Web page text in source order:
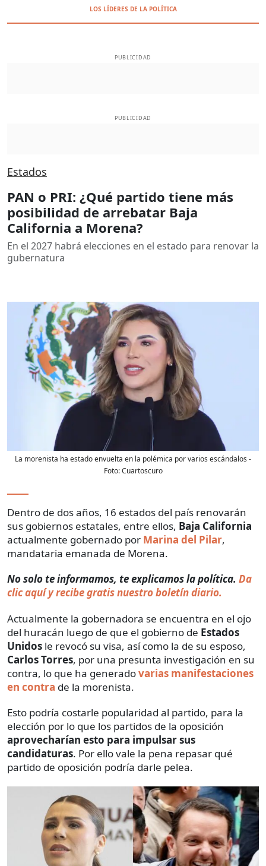
LOS LÍDERES DE LA POLÍTICA
PUBLICIDAD
PUBLICIDAD
Estados
PAN o PRI: ¿Qué partido tiene más
posibilidad de arrebatar Baja
California a Morena?
En el 2027 habrá elecciones en el estado para renovar la
gubernatura
La morenista ha estado envuelta en la polémica por varios escándalos -
Foto:Cuartoscuro
Dentro de dos años, 16 estados del país renovarán
sus gobiernos estatales, entre ellos, Baja California
actualmente gobernado por Marina del Pilar,
mandataria emanada de Morena.
No solo te informamos, te explicamos la política. Da
clic aquí y recibe gratis nuestro boletín diario.
Actualmente la gobernadora se encuentra en el ojo
del huracán luego de que el gobierno de Estados
Unidos le revocó su visa, así como la de su esposo,
Carlos Torres, por una presunta investigación en su
contra, lo que ha generadovarias manifestaciones
en contra de la morenista.
Esto podría costarle popularidad al partido, para la
elección por lo que los partidos de la oposición
aprovecharían esto para impulsar sus
candidaturas. Por ello vale la pena repasar qué
partido de oposición podría darle pelea.